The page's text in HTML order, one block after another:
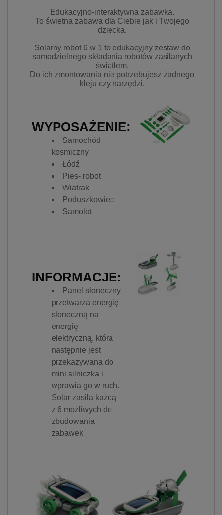
Edukacyjno-interaktywna zabawka.
To świetna zabawa dla Ciebie jak i Twojego
dziecka.
Solarny robot 6 w 1 to edukacyjny zestaw do
samodzielnego składania robotów zasilanych
światłem.
Do ich zmontowania nie potrzebujesz żadnego
kleju czy narzędzi.
WYPOSAŻENIE:
Samochód
kosmiczny
Łódź
Pies- robot
Wiatrak
Poduszkowiec
Samolot
INFORMACJE:
Panel słoneczny
przetwarza energię
słoneczną na
energię
elektryczną, która
następnie jest
przekazywana do
mini silniczka i
wprawia go w ruch.
Solar zasila każdą
z 6 możliwych do
zbudowania
zabawek